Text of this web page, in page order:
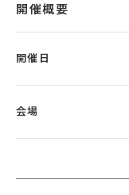
開催概要
開催日
会場